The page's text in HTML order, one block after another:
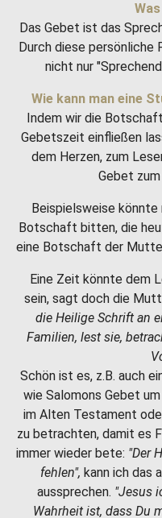
Das Gebet ist das
Durch diese persönliche
nicht nur
Wie kann man eine
Indem wir die
Gebetszeit einfließen
dem Herzen, zum
Gebet
Beispielsweise könnte
Botschaft bitten, die
eine Botschaft der
Eine Zeit könnte dem
sein, sagt doch die
die Heilige Schrift an
Familien, lest sie,
Schön ist es, z.B. auch
wie Salomons Gebet
im Alten Testament
zu betrachten, damit es
immer wieder bete: "Der
fehlen", kann ich das
aussprechen. "Jesus
Wahrheit ist, dass Du